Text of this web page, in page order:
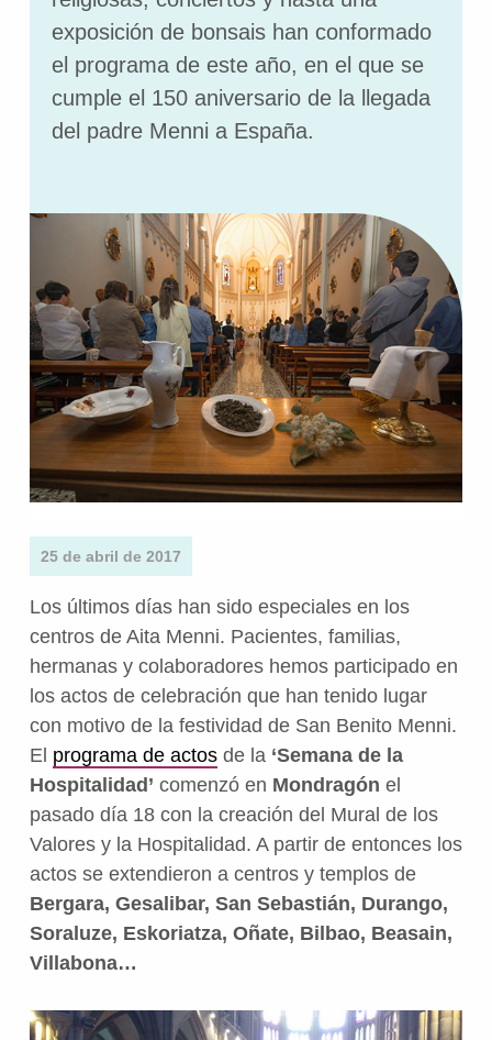
exposición de bonsais han conformado
el programa de este año, en el que se
cumple el 150 aniversario de la llegada
del padre Menni a España.
25 de abril de 2017
Los últimos días han sido especiales en los
centros de Aita Menni. Pacientes, familias,
hermanas y colaboradores hemos participado en
los actos de celebración que han tenido lugar
con motivo de la festividad de San Benito Menni.
El programa de actosde la ‘Semana de la
Hospitalidad’ comenzó en Mondragón el
pasado día 18 con la creación del Mural de los
Valores y la Hospitalidad. A partir de entonces los
actos se extendieron a centros y templos de
Bergara, Gesalibar, San Sebastián, Durango,
Soraluze, Eskoriatza, Oñate, Bilbao, Beasain,
Villabona…